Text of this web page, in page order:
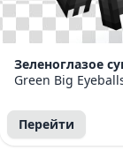
Зеленоглазое
Green Big
Перейти